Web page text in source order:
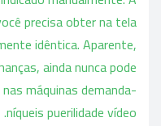
precisa obter na tela
idêntica. Aparente,
ainda nunca pode
máquinas demanda-
níqueis puerilidade vídeo.